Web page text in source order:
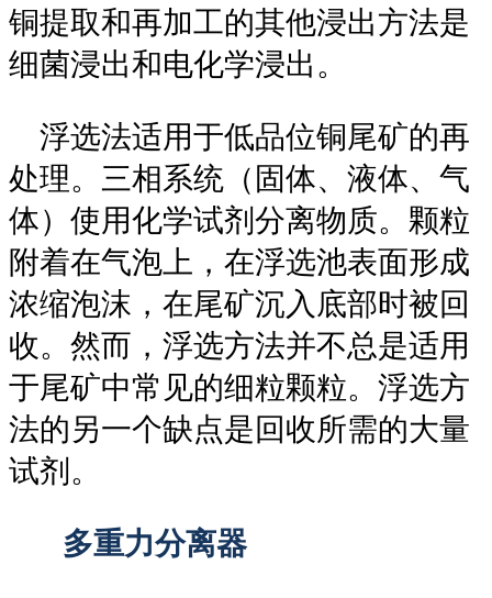
铜提取和再加工的其他浸出方法是
细菌浸出和电化学浸出。
浮选法适用于低品位铜尾矿的再
处理。三相系统（固体、液体、气
体）使用化学试剂分离物质。颗粒
附着在气泡上，在浮选池表面形成
浓缩泡沫，在尾矿沉入底部时被回
收。然而，浮选方法并不总是适用
于尾矿中常见的细粒颗粒。浮选方
法的另一个缺点是回收所需的大量
试剂。
多重力分离器